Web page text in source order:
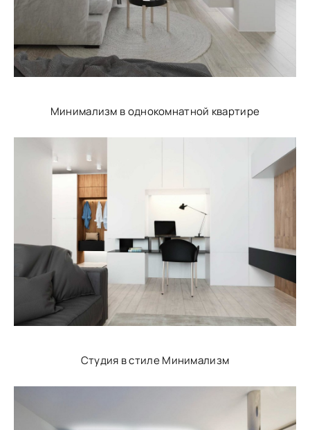
Минимализм в однокомнатной квартире
Студия в стиле Минимализм